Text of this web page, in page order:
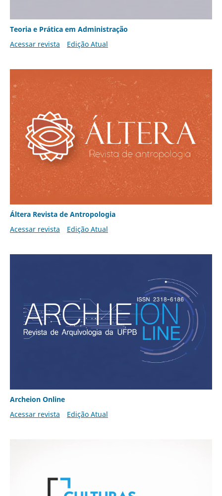
Teoria e Prática em Administração
Acessar revista
Edição Atual
Áltera Revista de Antropologia
Acessar revista
Edição Atual
Archeion Online
Acessar revista
Edição Atual